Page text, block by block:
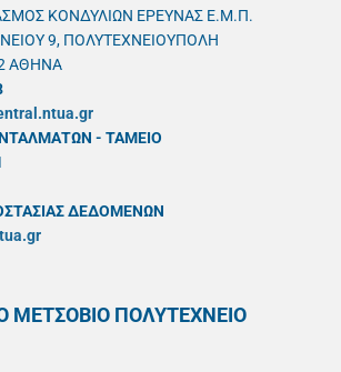
ΚΟΝΔΥΛΙΩΝ ΕΡΕΥΝΑΣ Ε.Μ.Π.
9, ΠΟΛΥΤΕΧΝΕΙΟΥΠΟΛΗ
ΑΘΗΝΑ
- ΤΑΜΕΙΟ
ΔΕΔΟΜΕΝΩΝ
ΜΕΤΣΟΒΙΟ ΠΟΛΥΤΕΧΝΕΙΟ